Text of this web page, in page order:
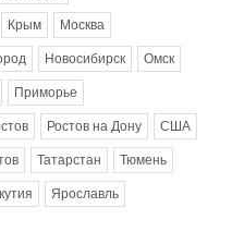
Крым Москва
Новосибирск Омск
Приморье
Ростов на Дону США
Татарстан Тюмень
Ярославль